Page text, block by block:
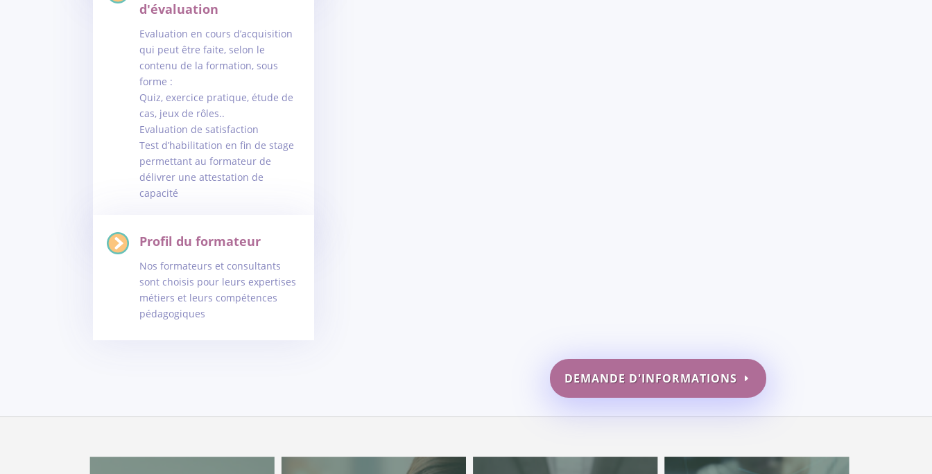
d'évaluation
Evaluation en cours d’acquisition
qui peut être faite, selon le
contenu de la formation, sous
forme :
Quiz, exercice pratique, étude de
cas, jeux de rôles..
Evaluation de satisfaction
Test d’habilitation en fin de stage
permettant au formateur de
délivrer une attestation de
capacité
Profil du formateur
Nos formateurs et consultants
sont choisis pour leurs expertises
métiers et leurs compétences
pédagogiques
DEMANDE D'INFORMATIONS